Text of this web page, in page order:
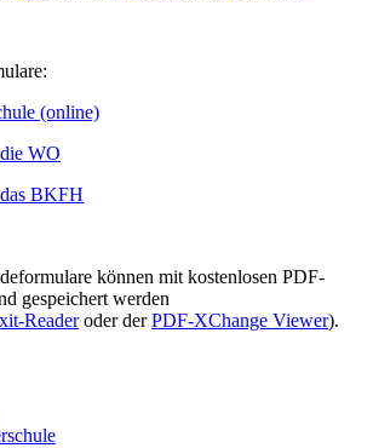
(online)
WO
BKFH
können mit kostenlosen PDF-
gespeichert werden
Readeroder derPDF-XChange Viewer).